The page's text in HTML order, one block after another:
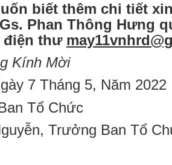
biết thêm chi tiết
Phan Thông Hưng
điện thư
Kính Mời
7 Tháng 5, Năm 2022
Tổ Chức
Trưởng Ban Tổ